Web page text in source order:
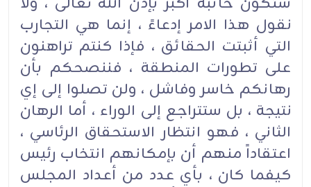
نقول هذا الامر إدعاءً ، إنما هي التجارب
التي أثبتت الحقائق ، فإذا كنتم تراهنون
على تطورات المنطقة ، فننصحكم بأن
رهانكم خاسر وفاشل ، ولن تصلوا إلى إي
نتيجة ، بل ستتراجع إلى الوراء ، أما الرهان
الثاني ، فهو انتظار الاستحقاق الرئاسي ،
اعتقاداً منهم أن بإمكانهم انتخاب رئيس
كيفما كان ، بأي عدد من أعداد المجلس